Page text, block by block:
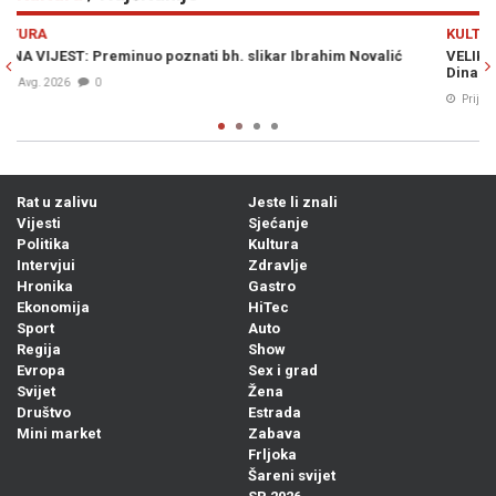
KULTURA
VELIKO PRIZNANJE ZA BH. KINEMATOGRAFIJU: Film "Paviljon"
Dina Mustafića pokorio hrvatski festival i osvojio srca publike!
Rat u zalivu
Vijesti
Politika
Intervjui
Hronika
Ekonomija
Sport
Regija
Evropa
Svijet
Društvo
Mini market
Jeste li znali
Sjećanje
Kultura
Zdravlje
Gastro
HiTec
Auto
Show
Sex i grad
Žena
Estrada
Zabava
Frljoka
Šareni svijet